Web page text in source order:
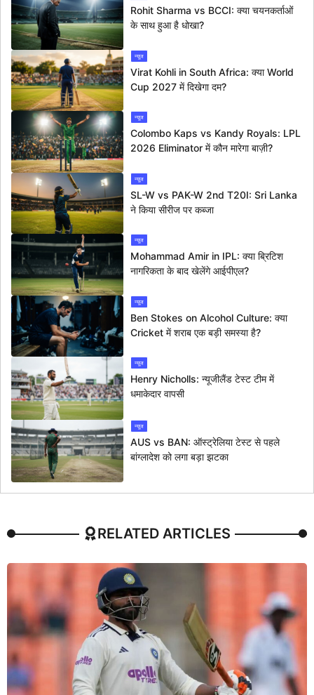
Rohit Sharma vs BCCI: क्या चयनकर्ताओं
के साथ हुआ है धोखा?
न्यूज
Virat Kohli in South Africa: क्या World
Cup 2027 में दिखेगा दम?
न्यूज
Colombo Kaps vs Kandy Royals: LPL
2026 Eliminator में कौन मारेगा बाज़ी?
न्यूज
SL-W vs PAK-W 2nd T20I: Sri Lanka
ने किया सीरीज पर कब्जा
न्यूज
Mohammad Amir in IPL: क्या ब्रिटिश
नागरिकता के बाद खेलेंगे आईपीएल?
न्यूज
Ben Stokes on Alcohol Culture: क्या
Cricket में शराब एक बड़ी समस्या है?
न्यूज
Henry Nicholls: न्यूजीलैंड टेस्ट टीम में
धमाकेदार वापसी
न्यूज
AUS vs BAN: ऑस्ट्रेलिया टेस्ट से पहले
बांग्लादेश को लगा बड़ा झटका
RELATED ARTICLES